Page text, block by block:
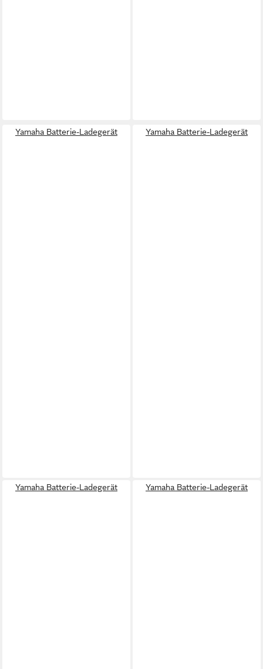
Yamaha Batterie-Ladegerät Yamaha Batterie-Ladegerät
Yamaha Batterie-Ladegerät Yamaha Batterie-Ladegerät